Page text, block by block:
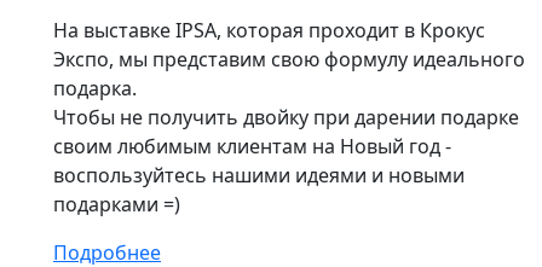
На выставке IPSA, которая проходит в Крокус
Экспо, мы представим свою формулу идеального
подарка.
Чтобы не получить двойку при дарении подарке
своим любимым клиентам на Новый год -
воспользуйтесь нашими идеями и новыми
подарками =)
Подробнее